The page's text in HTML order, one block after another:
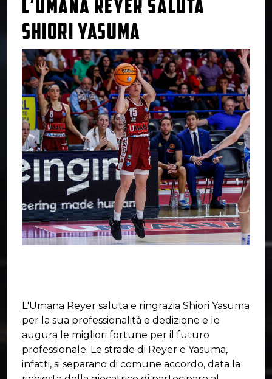
L’UMANA REYER SALUTA
SHIORI YASUMA
L'Umana Reyer saluta e ringrazia Shiori Yasuma
per la sua professionalità e dedizione e le
augura le migliori fortune per il futuro
professionale. Le strade di Reyer e Yasuma,
infatti, si separano di comune accordo, data la